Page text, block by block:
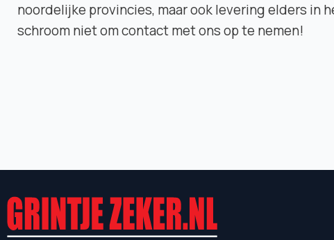
noordelijke provincies, maar ook levering elders in
schroom niet om contact met ons op te nemen!